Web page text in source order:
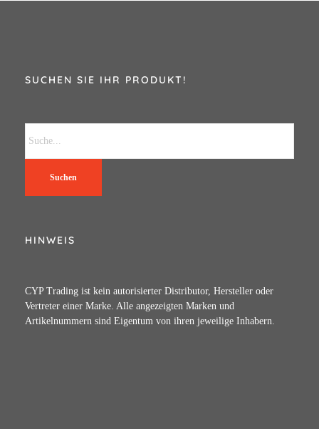
SUCHEN SIE IHR PRODUKT!
Suchen
HINWEIS
CYP Trading ist kein autorisierter Distributor, Hersteller oder
Vertreter einer Marke. Alle angezeigten Marken und
Artikelnummern sind Eigentum von ihren jeweilige Inhabern.